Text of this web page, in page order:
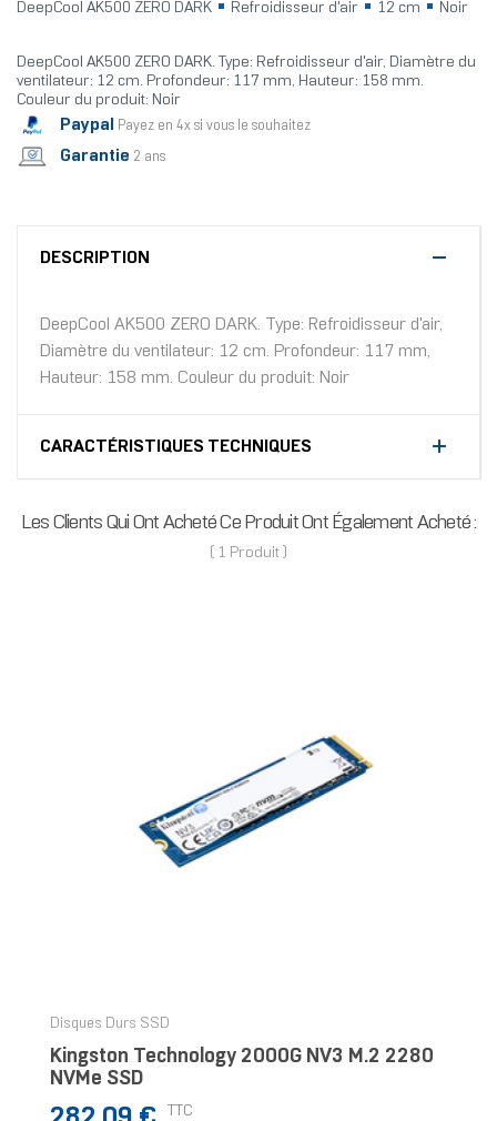
DeepCool AK500 ZERO DARK Refroidisseur d'air 12 cm Noir
DeepCool AK500 ZERO DARK. Type: Refroidisseur d'air, Diamètre du
ventilateur: 12 cm. Profondeur: 117 mm, Hauteur: 158 mm.
Couleur du produit: Noir
Paypal Payez en 4x si vous le souhaitez
Garantie 2 ans
DESCRIPTION
DeepCool AK500 ZERO DARK. Type: Refroidisseur d'air,
Diamètre du ventilateur: 12 cm. Profondeur: 117 mm,
Hauteur: 158 mm. Couleur du produit: Noir
CARACTÉRISTIQUES TECHNIQUES
Les Clients Qui Ont Acheté Ce Produit Ont Également Acheté :
( 1 Produit )
Disques Durs SSD
Kingston Technology 2000G NV3 M.2 2280
NVMe SSD
Prix TTC